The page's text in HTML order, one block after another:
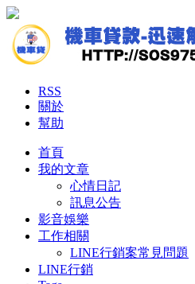
RSS
關於
幫助
首頁
我的文章
心情日記
訊息公告
影音娛樂
工作相關
LINE行銷案常見問題
LINE行銷